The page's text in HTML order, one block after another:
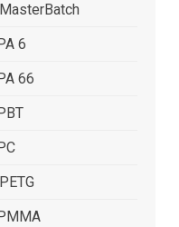
6
66